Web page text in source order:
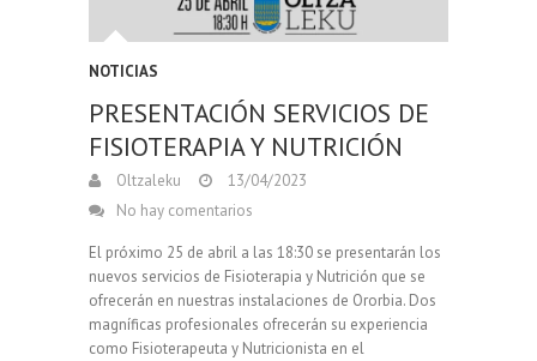
NOTICIAS
PRESENTACIÓN SERVICIOS DE
FISIOTERAPIA Y NUTRICIÓN
Oltzaleku
13/04/2023
No hay comentarios
El próximo 25 de abril a las 18:30 se presentarán los
nuevos servicios de Fisioterapia y Nutrición que se
ofrecerán en nuestras instalaciones de Ororbia. Dos
magníficas profesionales ofrecerán su experiencia
como Fisioterapeuta y Nutricionista en el